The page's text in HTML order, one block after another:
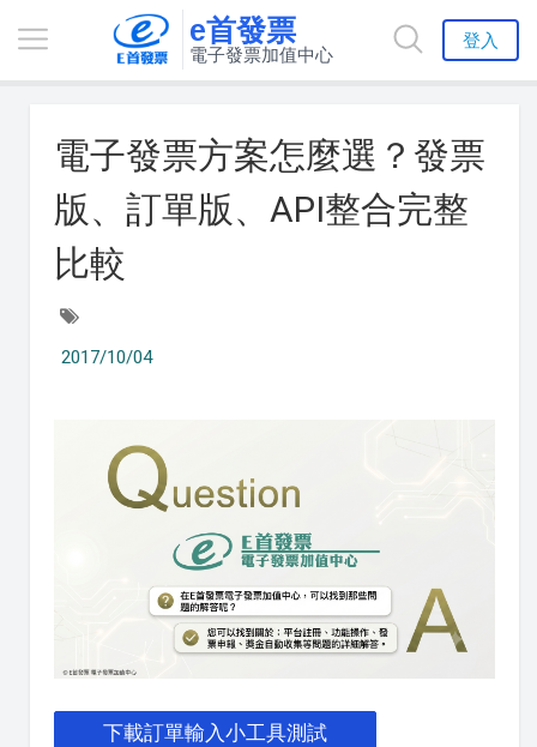
e首發票
電子發票加值中心
登入
電子發票方案怎麼選？發票
版、訂單版、API整合完整
比較
2017/10/04
下載訂單輸入小工具測試